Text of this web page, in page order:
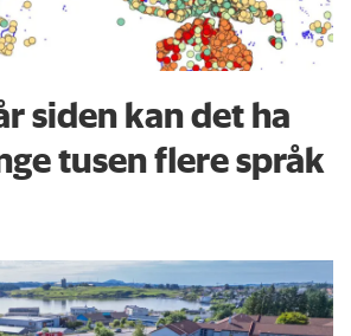
siden kan det ha
tusen flere språk